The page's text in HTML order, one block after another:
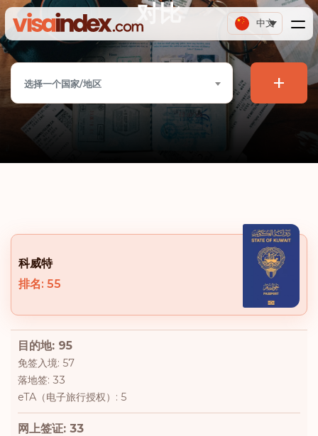
中文
对比
选择一个国家/地区 +
科威特
排名: 55
目的地: 95
免签入境: 57
落地签: 33
eTA（电子旅行授权）: 5
网上签证: 33